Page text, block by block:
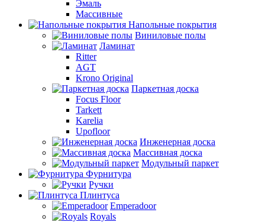
Эмаль
Массивные
Напольные покрытия
Виниловые полы
Ламинат
Ritter
AGT
Krono Original
Паркетная доска
Focus Floor
Tarkett
Karelia
Upofloor
Инженерная доска
Массивная доска
Модульный паркет
Фурнитура
Ручки
Плинтуса
Emperadoor
Royals